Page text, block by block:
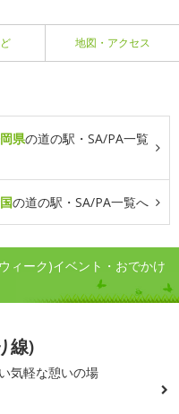
地図・アクセス
県の道の駅・SA/PA一覧
の道の駅・SA/PA一覧へ
ィーク)イベント・おでかけ
線)
気軽な憩いの場